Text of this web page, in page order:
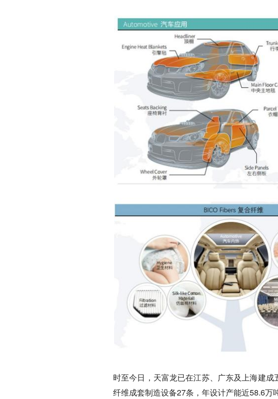
时至今日，天富龙已在江苏、广东及上海建
纤维成套制造设备27条，年设计产能近58.6万